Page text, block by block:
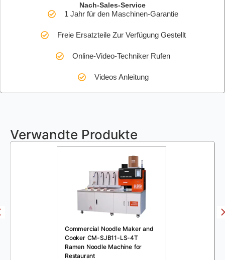
Nach-Sales-Service
1 Jahr für den Maschinen-Garantie
Freie Ersatzteile Zur Verfügung Gestellt
Online-Video-Techniker Rufen
Videos Anleitung
Verwandte Produkte
Commercial Noodle Maker and
Cooker CM-SJB11-LS-4T
Ramen Noodle Machine for
Restaurant